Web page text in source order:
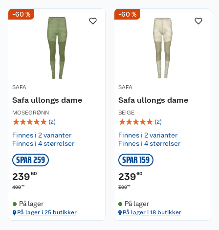
-60 %
SAFA
Safa ullongs dame
MOSEGRØNN
☆☆☆☆☆ (2)
Finnes i 2 varianter
Finnes i 4 størrelser
SPAR 259
23960
49900
På lager
På lager i 25 butikker
-60 %
SAFA
Safa ullongs dame
BEIGE
☆☆☆☆☆ (2)
Finnes i 2 varianter
Finnes i 4 størrelser
SPAR 159
23960
39900
På lager
På lager i 18 butikker